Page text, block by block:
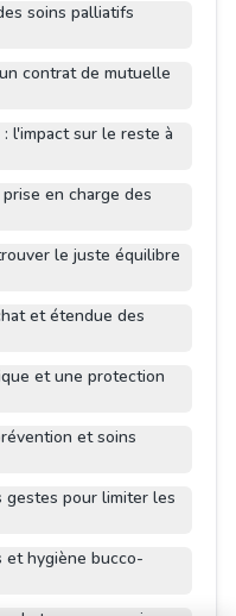
soins palliatifs
contrat de mutuelle
l'impact sur le reste à
en charge des
le juste équilibre
et étendue des
et une protection
et soins
gestes pour limiter les
et hygiène bucco-